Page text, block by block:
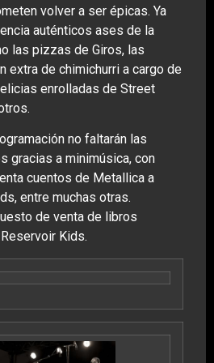
volver a ser épicas. Ya
auténticos ases de la
las pizzas de Giros, las
extra de chimichurri a cargo de
enrolladas de Street
no faltarán las
gracias a minimúsica, con
cuentos de Metallica a
entre muchas otras.
de venta de libros
Kids.